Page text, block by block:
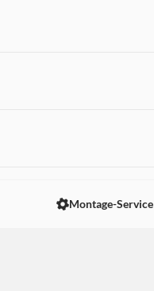
Montage-Service